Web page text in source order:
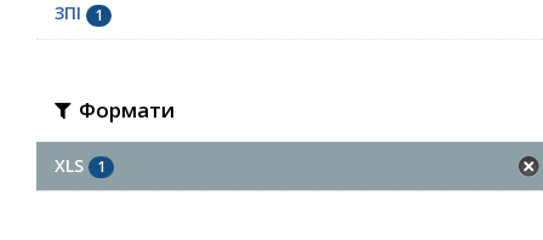
ЗПІ 1
Формати
XLS 1